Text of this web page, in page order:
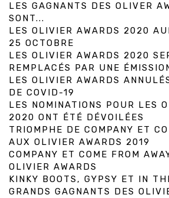
LES GAGNANTS DES OLIVER
SONT...
LES OLIVIER AWARDS 2020
25 OCTOBRE
LES OLIVIER AWARDS 2020
REMPLACÉS PAR UNE
LES OLIVIER AWARDS
DE COVID-19
LES NOMINATIONS POUR LES
2020 ONT ÉTÉ DÉVOILÉES
TRIOMPHE DE COMPANY ET
AUX OLIVIER AWARDS 2019
COMPANY ET COME FROM
OLIVIER AWARDS
KINKY BOOTS, GYPSY ET IN
GRANDS GAGNANTS DES